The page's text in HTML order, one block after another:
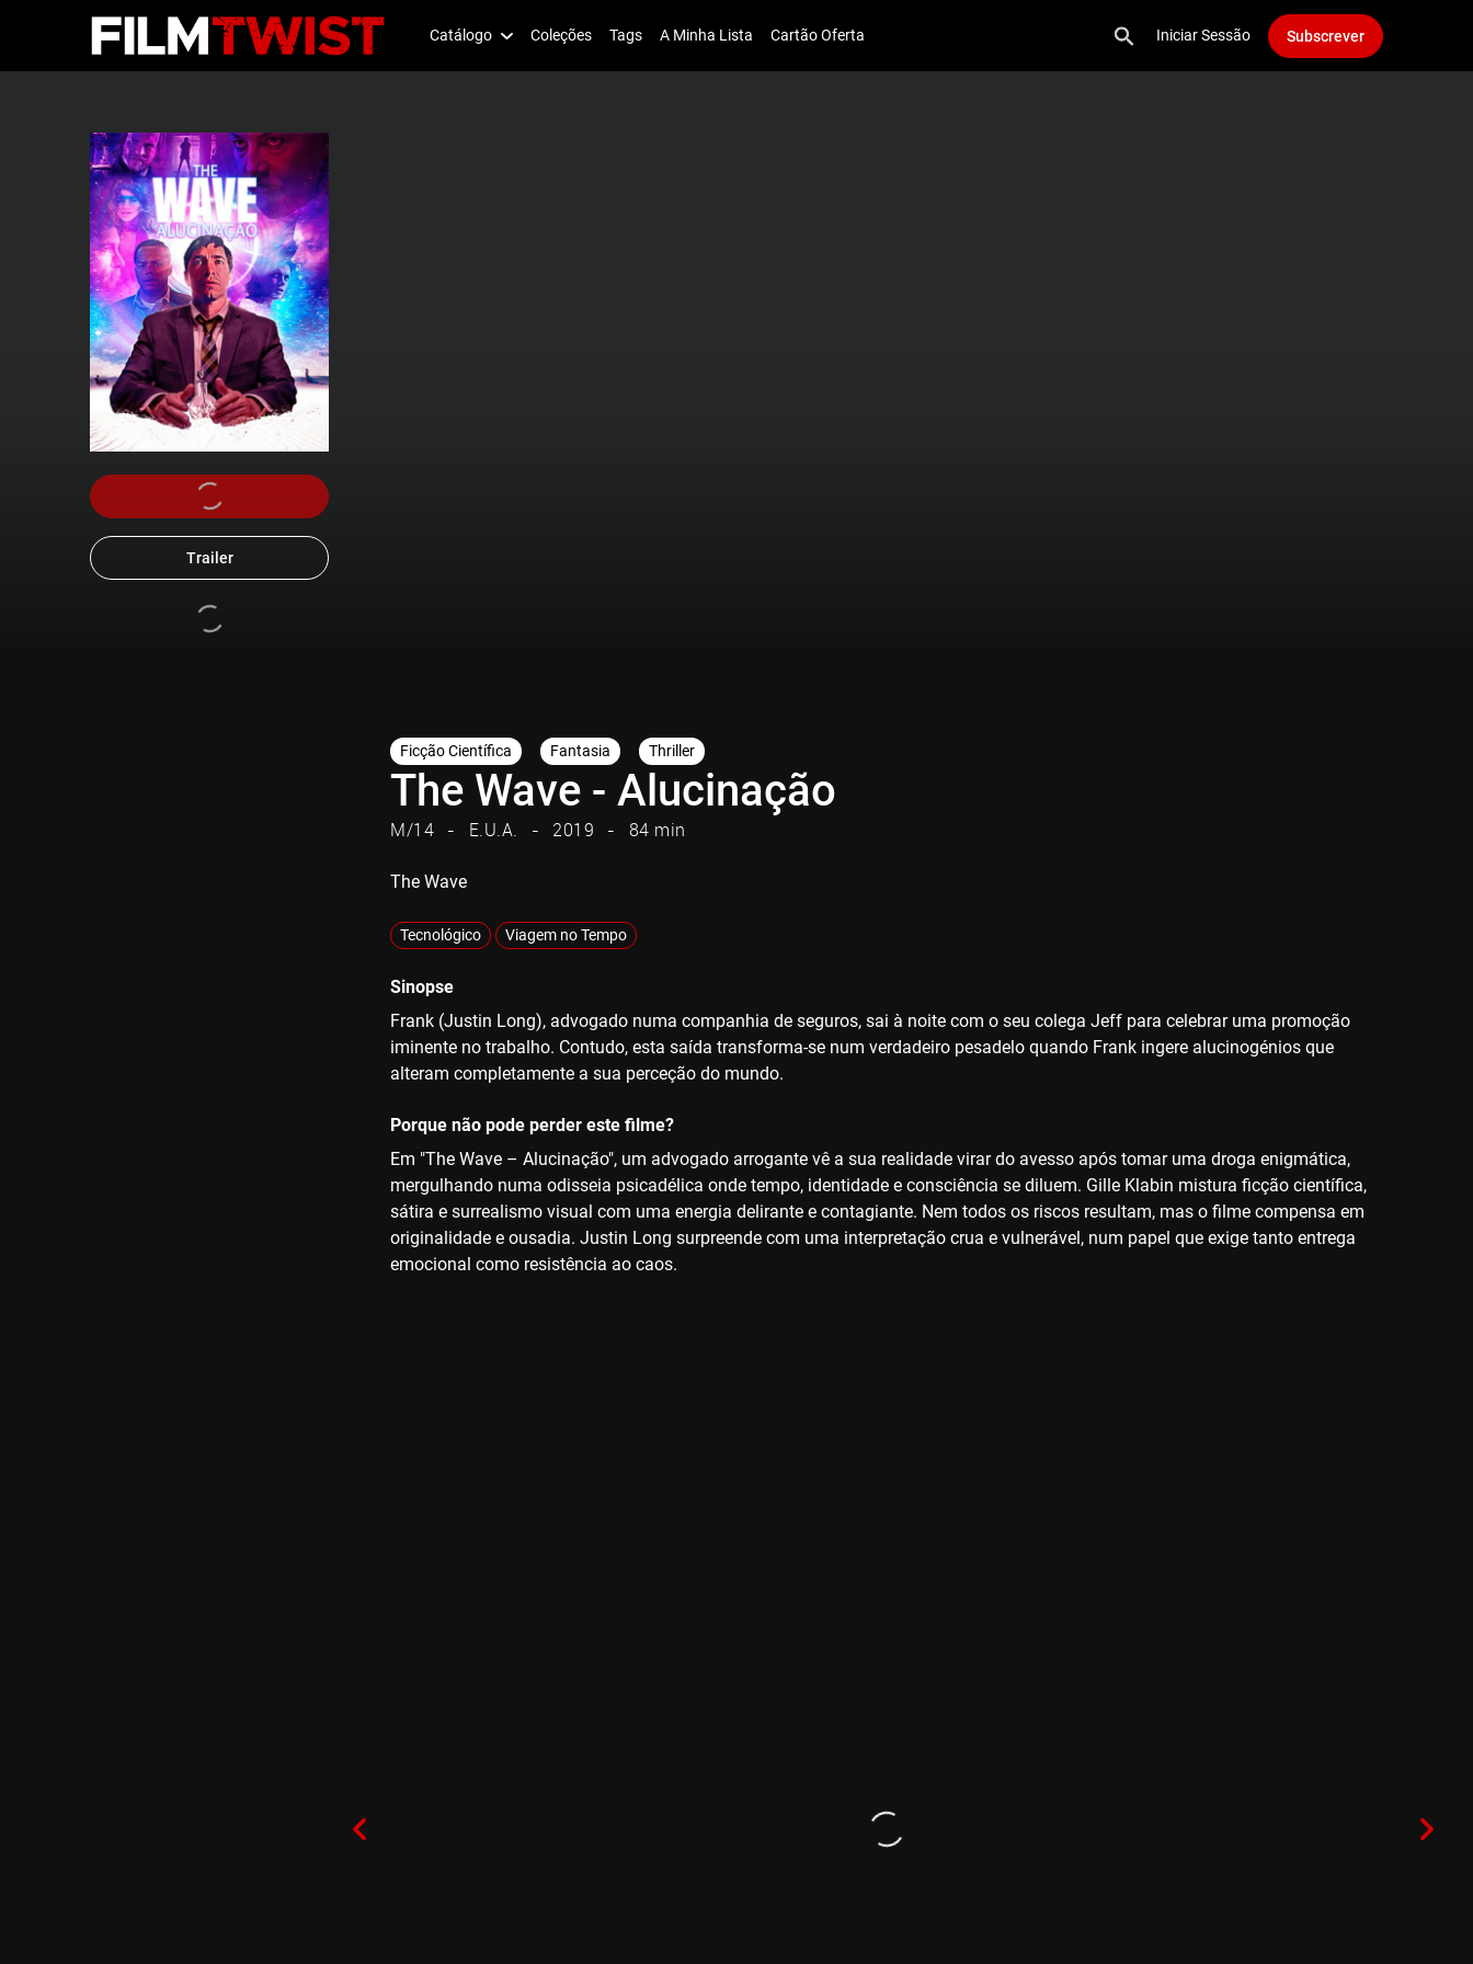
Catálogo Coleções Tags A Minha Lista Cartão Oferta Iniciar Sessão Subscrever
Trailer
Ficção Científica Fantasia Thriller
The Wave - Alucinação
M/14 E.U.A. 2019 84 min
The Wave
Tecnológico Viagem no Tempo
Sinopse
Frank (Justin Long), advogado numa companhia de seguros, sai à noite com o seu colega Jeff para celebrar uma promoção
iminente no trabalho. Contudo, esta saída transforma-se num verdadeiro pesadelo quando Frank ingere alucinogénios que
alteram completamente a sua perceção do mundo.
Porque não pode perder este filme?
Em "The Wave – Alucinação", um advogado arrogante vê a sua realidade virar do avesso após tomar uma droga enigmática,
mergulhando numa odisseia psicadélica onde tempo, identidade e consciência se diluem. Gille Klabin mistura ficção científica,
sátira e surrealismo visual com uma energia delirante e contagiante. Nem todos os riscos resultam, mas o filme compensa em
originalidade e ousadia. Justin Long surpreende com uma interpretação crua e vulnerável, num papel que exige tanto entrega
emocional como resistência ao caos.